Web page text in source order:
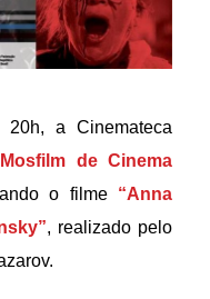
a Cinemateca
de Cinema
o filme “Anna
, realizado pelo